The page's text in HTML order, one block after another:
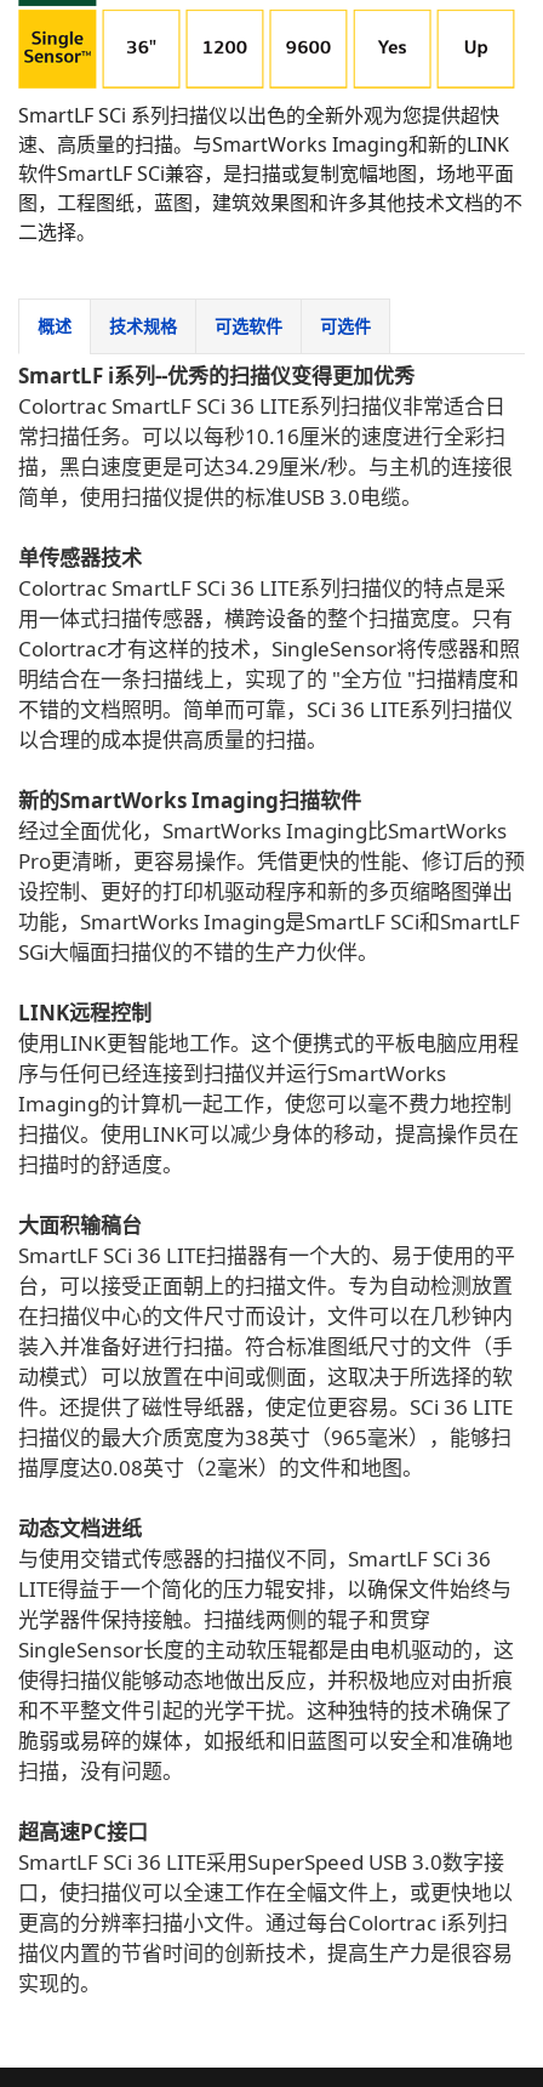
SmartLF SCi 系列扫描仪以出色的全新外观为您提供超快
速、高质量的扫描。与SmartWorks Imaging和新的LINK
软件SmartLF SCi兼容，是扫描或复制宽幅地图，场地平面
图，工程图纸，蓝图，建筑效果图和许多其他技术文档的不
二选择。
概述 技术规格 可选软件 可选件
SmartLF i系列--优秀的扫描仪变得更加优秀
Colortrac SmartLF SCi 36 LITE系列扫描仪非常适合日
常扫描任务。可以以每秒10.16厘米的速度进行全彩扫
描，黑白速度更是可达34.29厘米/秒。与主机的连接很
简单，使用扫描仪提供的标准USB 3.0电缆。
单传感器技术
Colortrac SmartLF SCi 36 LITE系列扫描仪的特点是采
用一体式扫描传感器，横跨设备的整个扫描宽度。只有
Colortrac才有这样的技术，SingleSensor将传感器和照
明结合在一条扫描线上，实现了的 "全方位 "扫描精度和
不错的文档照明。简单而可靠，SCi 36 LITE系列扫描仪
以合理的成本提供高质量的扫描。
新的SmartWorks Imaging扫描软件
经过全面优化，SmartWorks Imaging比SmartWorks
Pro更清晰，更容易操作。凭借更快的性能、修订后的预
设控制、更好的打印机驱动程序和新的多页缩略图弹出
功能，SmartWorks Imaging是SmartLF SCi和SmartLF
SGi大幅面扫描仪的不错的生产力伙伴。
LINK远程控制
使用LINK更智能地工作。这个便携式的平板电脑应用程
序与任何已经连接到扫描仪并运行SmartWorks
Imaging的计算机一起工作，使您可以毫不费力地控制
扫描仪。使用LINK可以减少身体的移动，提高操作员在
扫描时的舒适度。
大面积输稿台
SmartLF SCi 36 LITE扫描器有一个大的、易于使用的平
台，可以接受正面朝上的扫描文件。专为自动检测放置
在扫描仪中心的文件尺寸而设计，文件可以在几秒钟内
装入并准备好进行扫描。符合标准图纸尺寸的文件（手
动模式）可以放置在中间或侧面，这取决于所选择的软
件。还提供了磁性导纸器，使定位更容易。SCi 36 LITE
扫描仪的最大介质宽度为38英寸（965毫米），能够扫
描厚度达0.08英寸（2毫米）的文件和地图。
动态文档进纸
与使用交错式传感器的扫描仪不同，SmartLF SCi 36
LITE得益于一个简化的压力辊安排，以确保文件始终与
光学器件保持接触。扫描线两侧的辊子和贯穿
SingleSensor长度的主动软压辊都是由电机驱动的，这
使得扫描仪能够动态地做出反应，并积极地应对由折痕
和不平整文件引起的光学干扰。这种独特的技术确保了
脆弱或易碎的媒体，如报纸和旧蓝图可以安全和准确地
扫描，没有问题。
超高速PC接口
SmartLF SCi 36 LITE采用SuperSpeed USB 3.0数字接
口，使扫描仪可以全速工作在全幅文件上，或更快地以
更高的分辨率扫描小文件。通过每台Colortrac i系列扫
描仪内置的节省时间的创新技术，提高生产力是很容易
实现的。